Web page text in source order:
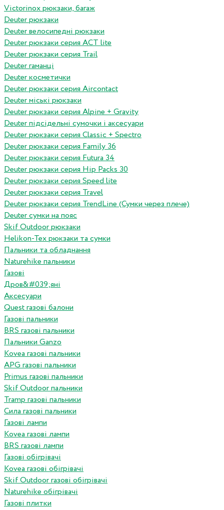
Victorinox рюкзаки, багаж
Deuter рюкзаки
Deuter велосипедні рюкзаки
Deuter рюкзаки серия ACT lite
Deuter рюкзаки серия Trail
Deuter гаманці
Deuter косметички
Deuter рюкзаки серия Aircontact
Deuter міські рюкзаки
Deuter рюкзаки серия Alpine + Gravity
Deuter підсідельні сумочки і аксесуари
Deuter рюкзаки серия Classic + Spectro
Deuter рюкзаки серия Family 36
Deuter рюкзаки серия Futura 34
Deuter рюкзаки серия Hip Packs 30
Deuter рюкзаки серия Speed lite
Deuter рюкзаки серия Travel
Deuter рюкзаки серия TrendLine (Сумки через плече)
Deuter сумки на пояс
Skif Outdoor рюкзаки
Helikon-Tex рюкзаки та сумки
Пальники та обладнання
Naturehike пальники
Газові
Дров&#039;яні
Аксесуари
Quest газові балони
Газові пальники
BRS газові пальники
Пальники Ganzo
Kovea газові пальники
APG газові пальники
Primus газові пальники
Skif Outdoor пальники
Tramp газові пальники
Сила газові пальники
Газові лампи
Kovea газові лампи
BRS газові лампи
Газові обігрівачі
Kovea газові обігрівачі
Skif Outdoor газові обігрівачі
Naturehike обігрівачі
Газові плитки